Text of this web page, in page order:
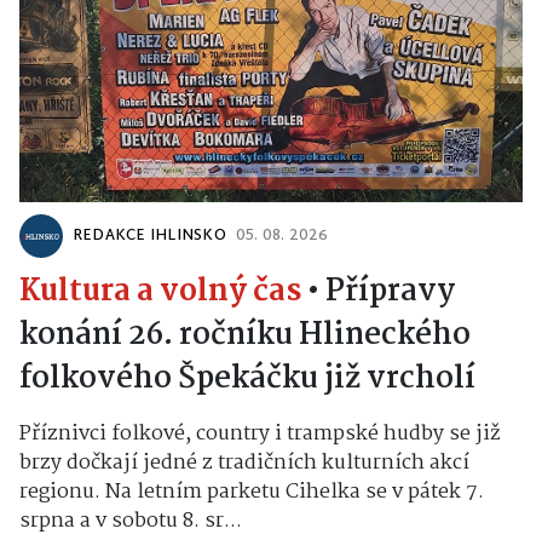
REDAKCE IHLINSKO 05. 08. 2026
Kultura a volný čas• Přípravy
konání 26. ročníku Hlineckého
folkového Špekáčku již vrcholí
Příznivci folkové, country i trampské hudby se již
brzy dočkají jedné z tradičních kulturních akcí
regionu. Na letním parketu Cihelka se v pátek 7.
srpna a v sobotu 8. sr...